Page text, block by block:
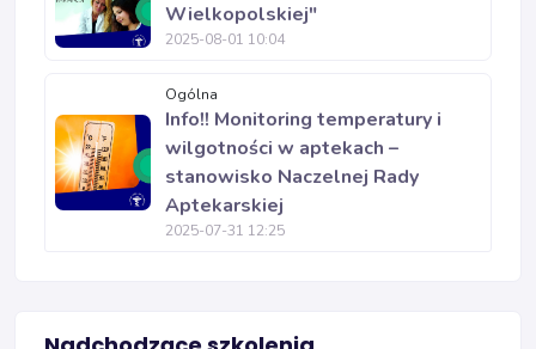
Wielkopolskiej"
2025-08-01 10:04
Ogólna
Info!! Monitoring temperatury i
wilgotności w aptekach –
stanowisko Naczelnej Rady
Aptekarskiej
2025-07-31 12:25